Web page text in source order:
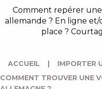
Comment repérer
allemande ? En ligne et/
place ?
ACCUEIL | IMPORTER
COMMENT TROUVER UNE